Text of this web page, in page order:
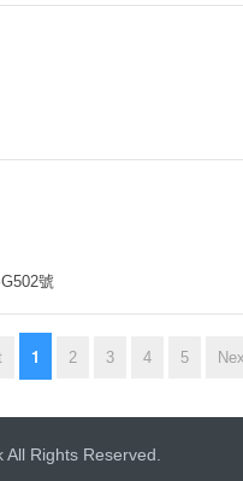
號
1 2 3 4 5
Rights Reserved.